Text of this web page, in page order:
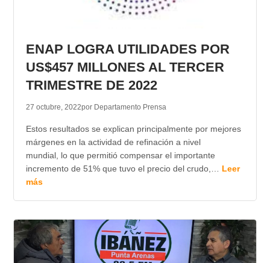
ENAP LOGRA UTILIDADES POR
US$457 MILLONES AL TERCER
TRIMESTRE DE 2022
27 octubre, 2022por Departamento Prensa
Estos resultados se explican principalmente por mejores
márgenes en la actividad de refinación a nivel
mundial, lo que permitió compensar el importante
incremento de 51% que tuvo el precio del crudo,… Leer
más